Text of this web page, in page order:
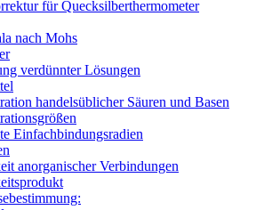
für Quecksilberthermometer
nach Mohs
verdünnter Lösungen
handelsüblicher Säuren und Basen
Einfachbindungsradien
anorganischer Verbindungen